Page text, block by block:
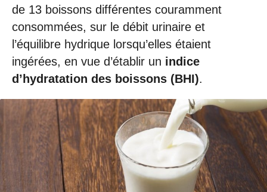
de 13 boissons différentes couramment
consommées, sur le débit urinaire et
l’équilibre hydrique lorsqu’elles étaient
ingérées, en vue d’établir un indice
d’hydratation des boissons (BHI).